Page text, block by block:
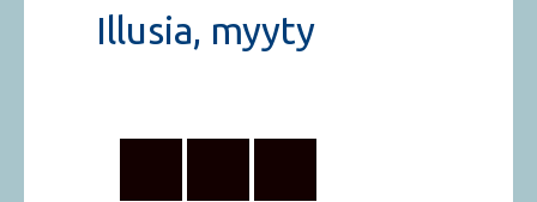
Illusia, myyty